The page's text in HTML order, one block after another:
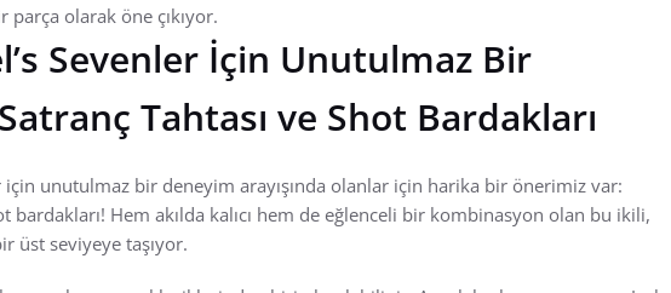
parça olarak öne çıkıyor.
Sevenler İçin Unutulmaz Bir
Tahtası ve Shot Bardakları
için unutulmaz bir deneyim arayışında olanlar için harika bir önerimiz var:
bardakları! Hem akılda kalıcı hem de eğlenceli bir kombinasyon olan bu ikili,
üst seviyeye taşıyor.